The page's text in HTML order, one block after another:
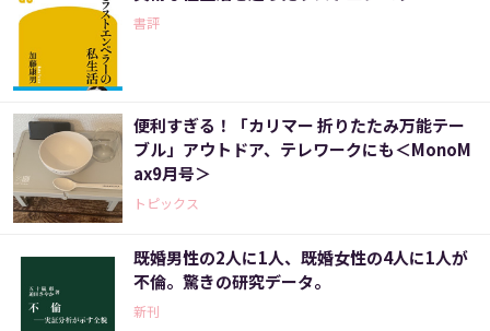
書評
便利すぎる！「カリマー 折りたたみ万能テー
ブル」アウトドア、テレワークにも＜MonoM
ax9月号＞
トピックス
既婚男性の2人に1人、既婚女性の4人に1人が
不倫。驚きの研究データ。
新刊